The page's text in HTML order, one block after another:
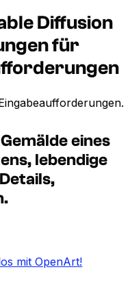
Diffusion
für
eines
lebendige
mit OpenArt!